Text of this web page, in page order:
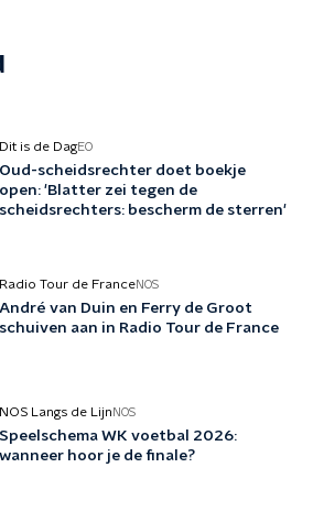
Dit is de DagEO
Oud-scheidsrechter doet boekje
open: 'Blatter zei tegen de
scheidsrechters: bescherm de sterren'
Radio Tour de FranceNOS
André van Duin en Ferry de Groot
schuiven aan in Radio Tour de France
NOS Langs de Lijn NOS
Speelschema WK voetbal 2026:
wanneer hoor je de finale?